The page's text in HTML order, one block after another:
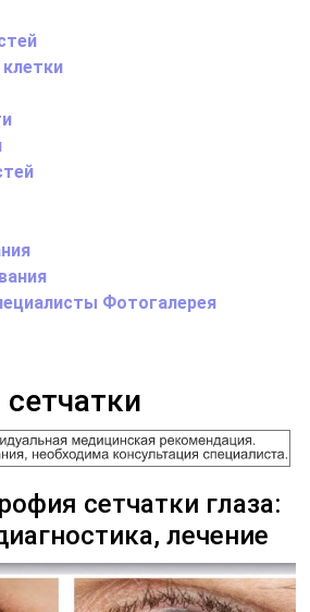
Фотогалерея
сетчатки глаза:
лечение